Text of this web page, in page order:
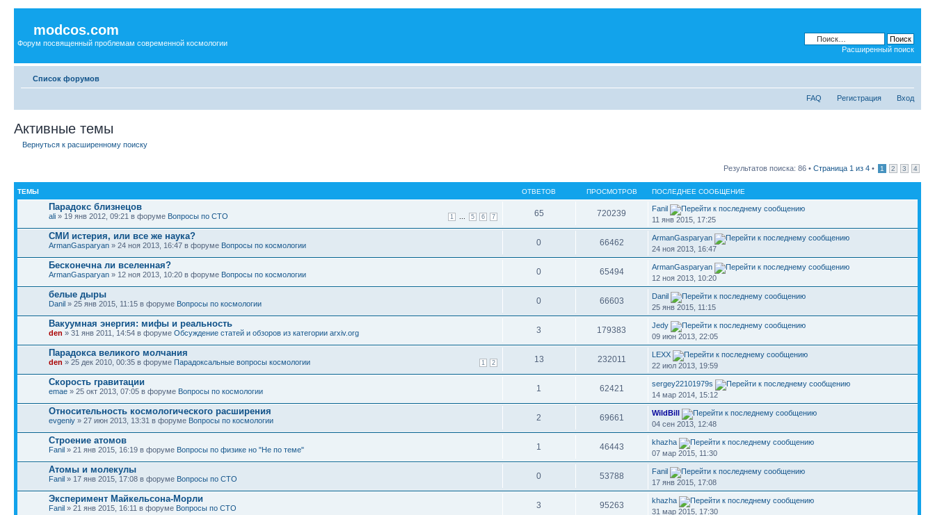
modcos.com
Форум посвященный проблемам современной космологии
Расширенный поиск
Список форумов
FAQ Регистрация Вход
Активные темы
Вернуться к расширенному поиску
Результатов поиска: 86 • Страница 1 из 4 • 1 2 3 4
ТЕМЫ ОТВЕТОВ ПРОСМОТРОВ ПОСЛЕДНЕЕ СООБЩЕНИЕ
Парадокс близнецов
1 5 6 7
ali » 19 янв 2012, 09:21 в форуме Вопросы по СТО 65 720239
Fanil
11 янв 2015, 17:25
СМИ истерия, или все же наука?
ArmanGasparyan » 24 ноя 2013, 16:47 в форуме Вопросы по космологии 0 66462
ArmanGasparyan
24 ноя 2013, 16:47
Бесконечна ли вселенная?
ArmanGasparyan » 12 ноя 2013, 10:20 в форуме Вопросы по космологии 0 65494
ArmanGasparyan
12 ноя 2013, 10:20
белые дыры
Danil » 25 янв 2015, 11:15 в форуме Вопросы по космологии 0 66603
Danil
25 янв 2015, 11:15
Вакуумная энергия: мифы и реальность
den » 31 янв 2011, 14:54 в форуме Обсуждение статей и обзоров из категории arxiv.org 3 179383
Jedy
09 июн 2013, 22:05
Парадокса великого молчания
1 2
den » 25 дек 2010, 00:35 в форуме Парадоксальные вопросы космологии 13 232011
LEXX
22 июл 2013, 19:59
Скорость гравитации
emae » 25 окт 2013, 07:05 в форуме Вопросы по космологии 1 62421
sergey22101979s
14 мар 2014, 15:12
Относительность космологического расширения
evgeniy » 27 июн 2013, 13:31 в форуме Вопросы по космологии 2 69661
WildBill
04 сен 2013, 12:48
Строение атомов
Fanil » 21 янв 2015, 16:19 в форуме Вопросы по физике но "Не по теме" 1 46443
khazha
07 мар 2015, 11:30
Атомы и молекулы
Fanil » 17 янв 2015, 17:08 в форуме Вопросы по СТО 0 53788
Fanil
17 янв 2015, 17:08
Эксперимент Майкельсона-Морли
Fanil » 21 янв 2015, 16:11 в форуме Вопросы по СТО 3 95263
khazha
31 мар 2015, 17:30